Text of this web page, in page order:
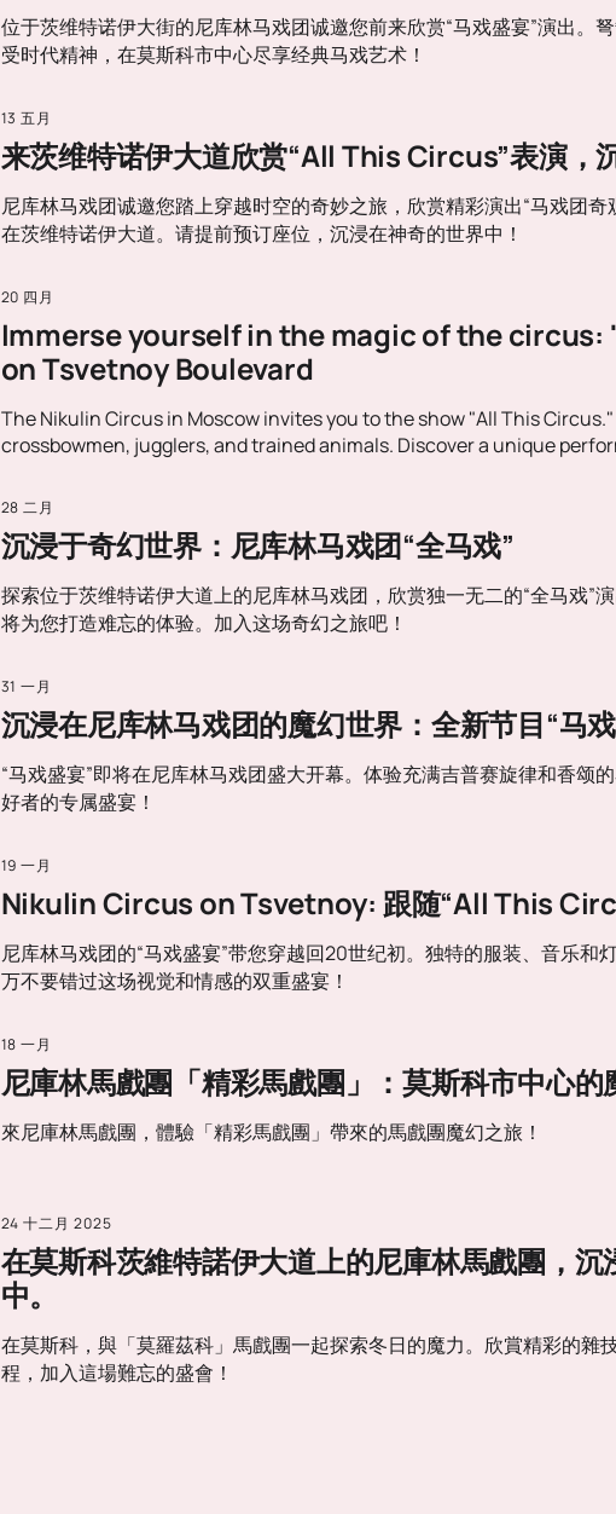
位于茨维特诺伊大街的尼库林马戏团诚邀您前来欣赏“马戏盛宴”演出
受时代精神，在莫斯科市中心尽享经典马戏艺术！
13 五月
来茨维特诺伊大道欣赏“All This Circus”表演，
尼库林马戏团诚邀您踏上穿越时空的奇妙之旅，欣赏精彩演出“马戏团
在茨维特诺伊大道。请提前预订座位，沉浸在神奇的世界中！
20 四月
Immerse yourself in the magic of the
on Tsvetnoy Boulevard
The Nikulin Circus in Moscow invites you to the show "All This
crossbowmen, jugglers, and trained animals. Discover a unique
28 二月
沉浸于奇幻世界：尼库林马戏团“全马戏”
探索位于茨维特诺伊大道上的尼库林马戏团，欣赏独一无二的“全马戏”
将为您打造难忘的体验。加入这场奇幻之旅吧！
31 一月
沉浸在尼库林马戏团的魔幻世界：全新节目“马
“马戏盛宴”即将在尼库林马戏团盛大开幕。体验充满吉普赛旋律和香
好者的专属盛宴！
19 一月
Nikulin Circus on Tsvetnoy: 跟随“All This
尼库林马戏团的“马戏盛宴”带您穿越回20世纪初。独特的服装、音乐
万不要错过这场视觉和情感的双重盛宴！
18 一月
尼庫林馬戲團「精彩馬戲團」：莫斯科市中心的
來尼庫林馬戲團，體驗「精彩馬戲團」帶來的馬戲團魔幻之旅！
24 十二月 2025
在莫斯科茨維特諾伊大道上的尼庫林馬戲團，
中。
在莫斯科，與「莫羅茲科」馬戲團一起探索冬日的魔力。欣賞精彩的
程，加入這場難忘的盛會！